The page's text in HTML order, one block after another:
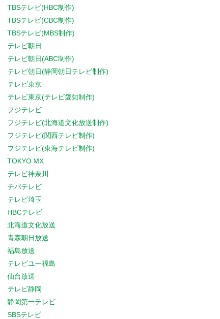
TBSテレビ(HBC制作)
TBSテレビ(CBC制作)
TBSテレビ(MBS制作)
テレビ朝日
テレビ朝日(ABC制作)
テレビ朝日(静岡朝日テレビ制作)
テレビ東京
テレビ東京(テレビ愛知制作)
フジテレビ
フジテレビ(北海道文化放送制作)
フジテレビ(関西テレビ制作)
フジテレビ(東海テレビ制作)
TOKYO MX
テレビ神奈川
チバテレビ
テレビ埼玉
HBCテレビ
北海道文化放送
青森朝日放送
福島放送
テレビユー福島
仙台放送
テレビ静岡
静岡第一テレビ
SBSテレビ